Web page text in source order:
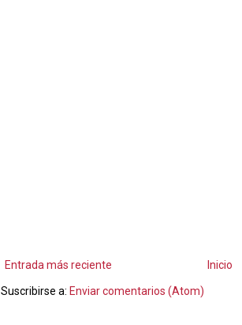
Entrada más reciente Inicio
Suscribirse a: Enviar comentarios (Atom)